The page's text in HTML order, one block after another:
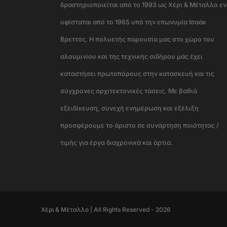
δραστηριοποιείται από το 1993 ως Χέρι & Μέταλλο
υφίσταται από το 1965 υπό την επωνυμία Ισαάκ
Βρεττός. Η πολυετής παρουσία μας στο χώρο του
αλουμινίου και της τεχνικής σιδήρου μάς έχει
καταστήσει πρωτοπόρους στην κατασκευή και τις
σύγχρονες αρχιτεκτονικές τάσεις. Με βαθιά
εξειδίκευση, συνεχή ενημέρωση και εξέλιξη
προσφέρουμε το άριστο σε συνάρτηση ποιότητας /
τιμής για έργα διαχρονικά και άρτια.
Χέρι & Μέταλλο | All Rights Reserved - 2026